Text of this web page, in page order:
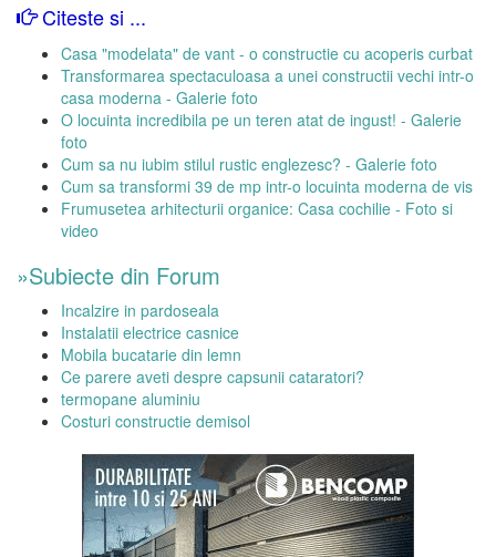
Citeste si ...
Casa "modelata" de vant - o constructie cu acoperis curbat
Transformarea spectaculoasa a unei constructii vechi intr-o
casa moderna - Galerie foto
O locuinta incredibila pe un teren atat de ingust! - Galerie
foto
Cum sa nu iubim stilul rustic englezesc? - Galerie foto
Cum sa transformi 39 de mp intr-o locuinta moderna de vis
Frumusetea arhitecturii organice: Casa cochilie - Foto si
video
»Subiecte din Forum
Incalzire in pardoseala
Instalatii electrice casnice
Mobila bucatarie din lemn
Ce parere aveti despre capsunii cataratori?
termopane aluminiu
Costuri constructie demisol